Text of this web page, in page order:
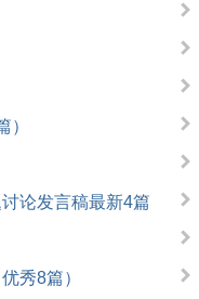
）
论发言稿最新4篇
秀8篇）